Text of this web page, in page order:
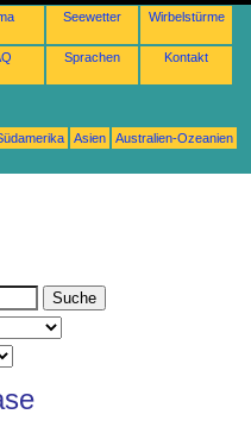
Seewetter Wirbelstürme
Sprachen Kontakt
Asien
Australien-Ozeanien